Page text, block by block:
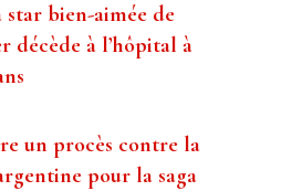
star bien-aimée de
décède à l’hôpital à
un procès contre la
pour la saga